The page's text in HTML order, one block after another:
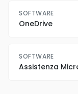
SOFTWARE
OneDrive
SOFTWARE
Assistenza